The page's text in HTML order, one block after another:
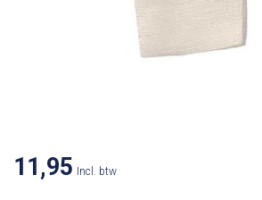
11,95 Incl. btw